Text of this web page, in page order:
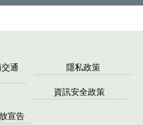
通
隱私政策
資訊安全政策
宣告